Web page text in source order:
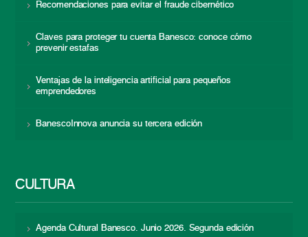
Recomendaciones para evitar el fraude cibernético
Claves para proteger tu cuenta Banesco: conoce cómo
prevenir estafas
Ventajas de la inteligencia artificial para pequeños
emprendedores
BanescoInnova anuncia su tercera edición
CULTURA
Agenda Cultural Banesco. Junio 2026. Segunda edición